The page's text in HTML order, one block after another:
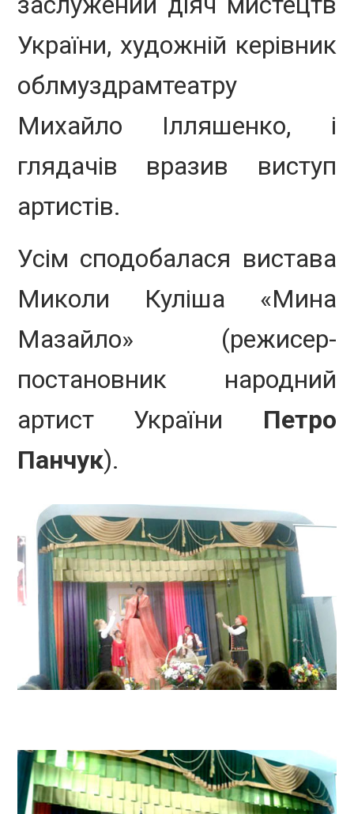
України, художній керівник
облмуздрамтеатру
Михайло Ілляшенко, і
глядачів вразив виступ
артистів.
Усім сподобалася вистава
Миколи Куліша «Мина
Мазайло» (режисер-
постановник народний
артист України Петро
Панчук).